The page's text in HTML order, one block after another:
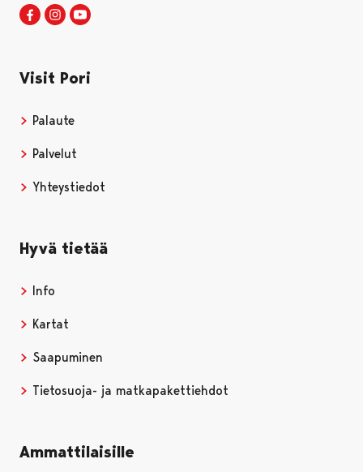
Visit Pori Facebookissa
Avautuu uudessa välilehdessä
Visit Pori Instagrammissa
Avautuu uudessa välilehdessä
Visit Pori
Palaute
Palvelut
Yhteystiedot
Hyvä tietää
Info
Kartat
Saapuminen
Tietosuoja- ja matkapakettiehdot
Ammattilaisille